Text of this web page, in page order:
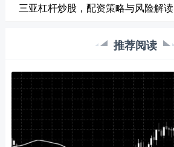
三亚杠杆炒股，配资策略与风险解读
推荐阅读